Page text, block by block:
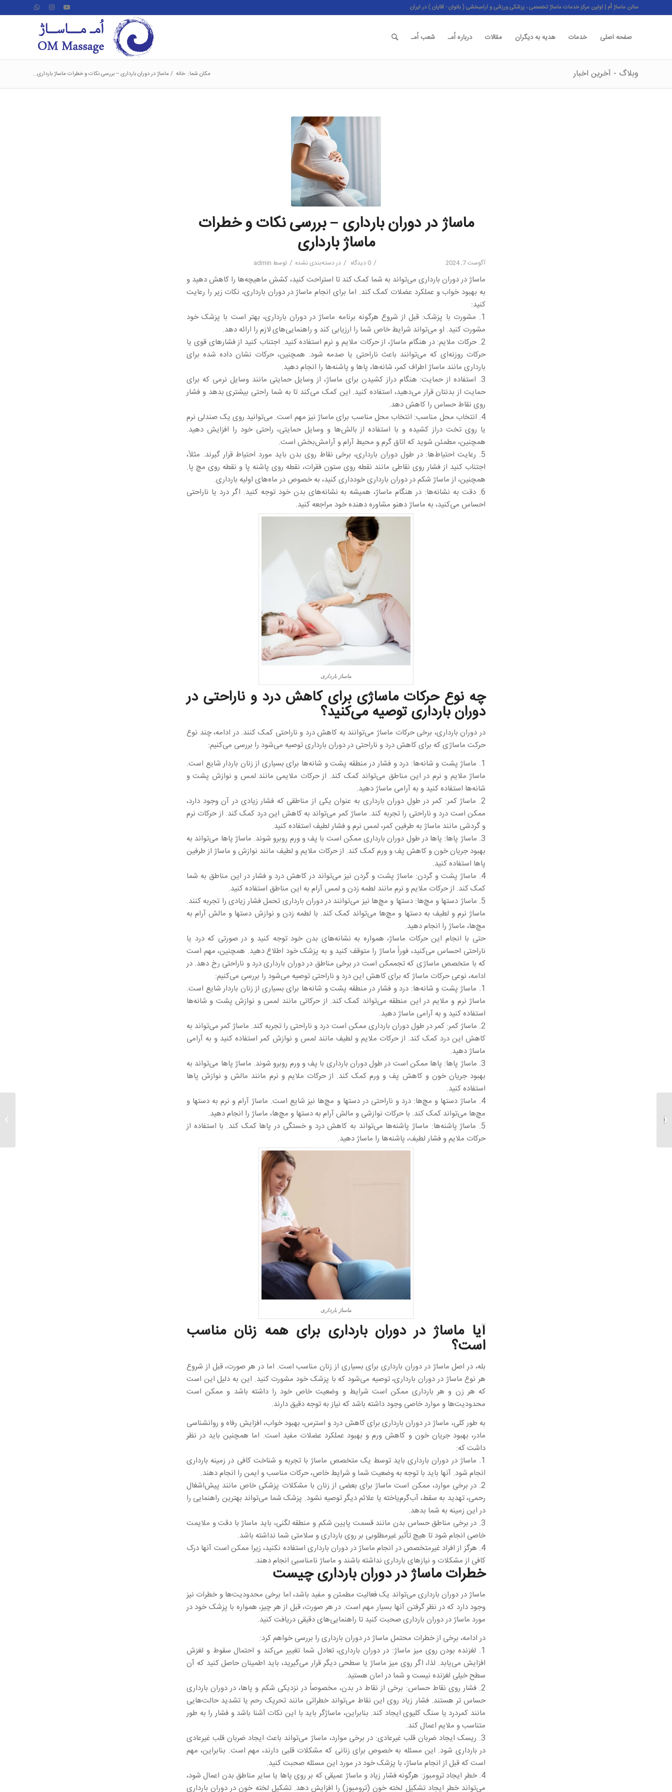
سالن ماساژ اُم | اولین مرکز خدمات ماساژ تخصصی ، پزشکی ورزشی و آرامبخشی ( بانوان - آقایان ) در ایران
صفحه اصلی خدمات هدیه به دیگران مقالات درباره اُمـ شعب اُمـ
وبلاگ - آخرین اخبار مکان شما: خانه / ماساژ در دوران بارداری – بررسی نکات و خطرات ماساژ بارداری...
ماساژ در دوران بارداری – بررسی نکات و خطرات
ماساژ بارداری
آگوست 7, 2024 / 0 دیدگاه / دردسته‌بندی نشده / توسط admin
ماساژ در دوران بارداری می‌تواند به شما کمک کند تا استراحت کنید، کشش ماهیچه‌ها را کاهش دهید و
به بهبود خواب و عملکرد عضلات کمک کند. اما برای انجام ماساژ در دوران بارداری، نکات زیر را رعایت
کنید:
1. مشورت با پزشک: قبل از شروع هرگونه برنامه ماساژ در دوران بارداری، بهتر است با پزشک خود
مشورت کنید. او می‌تواند شرایط خاص شما را ارزیابی کند و راهنمایی‌های لازم را ارائه دهد.
2. حرکات ملایم: در هنگام ماساژ، از حرکات ملایم و نرم استفاده کنید. اجتناب کنید از فشارهای قوی یا
حرکات روزنه‌ای که می‌توانند باعث ناراحتی یا صدمه شود. همچنین، حرکات نشان داده شده برای
بارداری مانند ماساژ اطراف کمر، شانه‌ها، پاها و پاشنه‌ها را انجام دهید.
3. استفاده از حمایت: هنگام دراز کشیدن برای ماساژ، از وسایل حمایتی مانند وسایل نرمی که برای
حمایت از بدنتان قرار می‌دهید، استفاده کنید. این کمک می‌کند تا به شما راحتی بیشتری بدهد و فشار
روی نقاط حساس را کاهش دهد.
4. انتخاب محل مناسب: انتخاب محل مناسب برای ماساژ نیز مهم است. می‌توانید روی یک صندلی نرم
یا روی تخت دراز کشیده و با استفاده از بالش‌ها و وسایل حمایتی، راحتی خود را افزایش دهید.
همچنین، مطمئن شوید که اتاق گرم و محیط آرام و آرامش‌بخش است.
5. رعایت احتیاط‌ها: در طول دوران بارداری، برخی نقاط روی بدن باید مورد احتیاط قرار گیرند. مثلاً،
اجتناب کنید از فشار روی نقاطی مانند نقطه روی ستون فقرات، نقطه روی پاشنه پا و نقطه روی مچ پا.
همچنین، از ماساژ شکم در دوران بارداری خودداری کنید، به خصوص در ماه‌های اولیه بارداری.
6. دقت به نشانه‌ها: در هنگام ماساژ، همیشه به نشانه‌های بدن خود توجه کنید. اگر درد یا ناراحتی
احساس می‌کنید، به ماساژ دهنو مشاوره دهنده خود مراجعه کنید.
ماساژ بارداری
چه نوع حرکات ماساژی برای کاهش درد و ناراحتی در
دوران بارداری توصیه می‌کنید؟
در دوران بارداری، برخی حرکات ماساژ می‌توانند به کاهش درد و ناراحتی کمک کنند. در ادامه، چند نوع
حرکت ماساژی که برای کاهش درد و ناراحتی در دوران بارداری توصیه می‌شود را بررسی می‌کنیم:
1. ماساژ پشت و شانه‌ها: درد و فشار در منطقه پشت و شانه‌ها برای بسیاری از زنان باردار شایع است.
ماساژ ملایم و نرم در این مناطق می‌تواند کمک کند. از حرکات ملایمی مانند لمس و نوازش پشت و
شانه‌ها استفاده کنید و به آرامی ماساژ دهید.
2. ماساژ کمر: کمر در طول دوران بارداری به عنوان یکی از مناطقی که فشار زیادی در آن وجود دارد،
ممکن است درد و ناراحتی را تجربه کند. ماساژ کمر می‌تواند به کاهش این درد کمک کند. از حرکات نرم
و گردشی مانند ماساژ به طرفین کمر، لمس نرم و فشار لطیف استفاده کنید.
3. ماساژ پاها: پاها در طول دوران بارداری ممکن است با پف و ورم روبرو شوند. ماساژ پاها می‌تواند به
بهبود جریان خون و کاهش پف و ورم کمک کند. از حرکات ملایم و لطیف مانند نوازش و ماساژ از طرفین
پاها استفاده کنید.
4. ماساژ پشت و گردن: ماساژ پشت و گردن نیز می‌تواند در کاهش درد و فشار در این مناطق به شما
کمک کند. از حرکات ملایم و نرم مانند لطمه زدن و لمس آرام به این مناطق استفاده کنید.
5. ماساژ دستها و مچ‌ها: دستها و مچ‌ها نیز می‌توانند در دوران بارداری تحمل فشار زیادی را تجربه کنند.
ماساژ نرم و لطیف به دستها و مچ‌ها می‌تواند کمک کند. با لطمه زدن و نوازش دستها و مالش آرام به
مچ‌ها، ماساژ را انجام دهید.
حتی با انجام این حرکات ماساژ، همواره به نشانه‌های بدن خود توجه کنید و در صورتی که درد یا
ناراحتی احساس می‌کنید، فوراً ماساژ را متوقف کنید و به پزشک خود اطلاع دهید. همچنین، مهم است
که با متخصص ماساژی که تجممکن است در برخی مناطق در دوران بارداری درد و ناراحتی رخ دهد. در
ادامه، نوعی حرکات ماساژ که برای کاهش این درد و ناراحتی توصیه می‌شود را بررسی می‌کنیم:
1. ماساژ پشت و شانه‌ها: درد و فشار در منطقه پشت و شانه‌ها برای بسیاری از زنان باردار شایع است.
ماساژ نرم و ملایم در این منطقه می‌تواند کمک کند. از حرکاتی مانند لمس و نوازش پشت و شانه‌ها
استفاده کنید و به آرامی ماساژ دهید.
2. ماساژ کمر: کمر در طول دوران بارداری ممکن است درد و ناراحتی را تجربه کند. ماساژ کمر می‌تواند به
کاهش این درد کمک کند. از حرکات ملایم و لطیف مانند لمس و نوازش کمر استفاده کنید و به آرامی
ماساژ دهید.
3. ماساژ پاها: پاها ممکن است در طول دوران بارداری با پف و ورم روبرو شوند. ماساژ پاها می‌تواند به
بهبود جریان خون و کاهش پف و ورم کمک کند. از حرکات ملایم و نرم مانند مالش و نوازش پاها
استفاده کنید.
4. ماساژ دستها و مچ‌ها: درد و ناراحتی در دستها و مچ‌ها نیز شایع است. ماساژ آرام و نرم به دستها و
مچ‌ها می‌تواند کمک کند. با حرکات نوازشی و مالش آرام به دستها و مچ‌ها، ماساژ را انجام دهید.
5. ماساژ پاشنه‌ها: ماساژ پاشنه‌ها می‌تواند به کاهش درد و خستگی در پاها کمک کند. با استفاده از
حرکات ملایم و فشار لطیف، پاشنه‌ها را ماساژ دهید.
ماساژ بارداری
آیا ماساژ در دوران بارداری برای همه زنان مناسب
است؟
بله، در اصل ماساژ در دوران بارداری برای بسیاری از زنان مناسب است. اما در هر صورت، قبل از شروع
هر نوع ماساژ در دوران بارداری، توصیه می‌شود که با پزشک خود مشورت کنید. این به دلیل این است
که هر زن و هر بارداری ممکن است شرایط و وضعیت خاص خود را داشته باشد و ممکن است
محدودیت‌ها و موارد خاصی وجود داشته باشد که نیاز به توجه دقیق دارند.
به طور کلی، ماساژ در دوران بارداری برای کاهش درد و استرس، بهبود خواب، افزایش رفاه و روانشناسی
مادر، بهبود جریان خون و کاهش ورم و بهبود عملکرد عضلات مفید است. اما همچنین باید در نظر
داشت که:
1. ماساژ در دوران بارداری باید توسط یک متخصص ماساژ با تجربه و شناخت کافی در زمینه بارداری
انجام شود. آنها باید با توجه به وضعیت شما و شرایط خاص، حرکات مناسب و ایمن را انجام دهند.
2. در برخی موارد، ممکن است ماساژ برای بعضی از زنان با مشکلات پزشکی خاص مانند پیش‌اشغال
رحمی، تهدید به سقط، آب‌گرم‌یاخته یا علائم دیگر توصیه نشود. پزشک شما می‌تواند بهترین راهنمایی را
در این زمینه به شما بدهد.
3. در برخی مناطق حساس بدن مانند قسمت پایین شکم و منطقه لگنی، باید ماساژ با دقت و ملایمت
خاصی انجام شود تا هیچ تأثیر غیرمطلوبی بر روی بارداری و سلامتی شما نداشته باشد.
4. هرگز از افراد غیرمتخصص در انجام ماساژ در دوران بارداری استفاده نکنید، زیرا ممکن است آنها درک
کافی از مشکلات و نیازهای بارداری نداشته باشند و ماساژ نامناسبی انجام دهند.
خطرات ماساژ در دوران بارداری چیست
ماساژ در دوران بارداری می‌تواند یک فعالیت مطمئن و مفید باشد، اما برخی محدودیت‌ها و خطرات نیز
وجود دارد که در نظر گرفتن آنها بسیار مهم است. در هر صورت، قبل از هر چیز، همواره با پزشک خود در
مورد ماساژ در دوران بارداری صحبت کنید تا راهنمایی‌های دقیقی دریافت کنید.
در ادامه، برخی از خطرات محتمل ماساژ در دوران بارداری را بررسی خواهم کرد:
1. لغزنده بودن روی میز ماساژ: در دوران بارداری، تعادل شما تغییر می‌کند و احتمال سقوط و لغزش
افزایش می‌یابد. لذا، اگر روی میز ماساژ یا سطحی دیگر قرار می‌گیرید، باید اطمینان حاصل کنید که آن
سطح خیلی لغزنده نیست و شما در امان هستید.
2. فشار روی نقاط حساس: برخی از نقاط در بدن، مخصوصاً در نزدیکی شکم و پاها، در دوران بارداری
حساس تر هستند. فشار زیاد روی این نقاط می‌تواند خطراتی مانند تحریک رحم یا تشدید حالت‌هایی
مانند کمردرد یا سنگ کلیوی ایجاد کند. بنابراین، ماساژگر باید با این نکات آشنا باشد و فشار را به طور
متناسب و ملایم اعمال کند.
3. ریسک ایجاد ضربان قلب غیرعادی: در برخی موارد، ماساژ می‌تواند باعث ایجاد ضربان قلب غیرعادی
در بارداری شود. این مسئله به خصوص برای زنانی که مشکلات قلبی دارند، مهم است. بنابراین، مهم
است که قبل از انجام ماساژ، با پزشک خود در مورد این مسئله صحبت کنید.
4. خطر ایجاد ترومبوز: هرگونه فشار زیاد و ماساژ عمیقی که بر روی پاها یا سایر مناطق بدن اعمال شود،
می‌تواند خطر ایجاد تشکیل لخته خون (ترومبوز) را افزایش دهد. تشکیل لخته خون در دوران بارداری
باید